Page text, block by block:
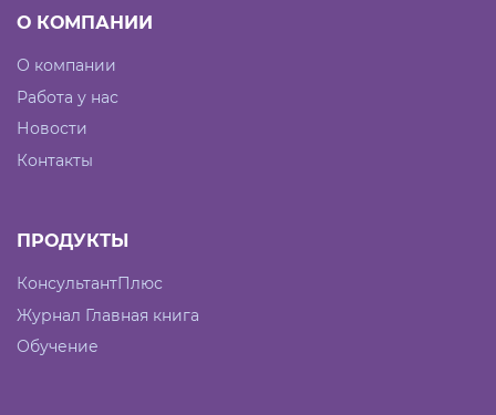
О КОМПАНИИ
О компании
Работа у нас
Новости
Контакты
ПРОДУКТЫ
КонсультантПлюс
Журнал Главная книга
Обучение